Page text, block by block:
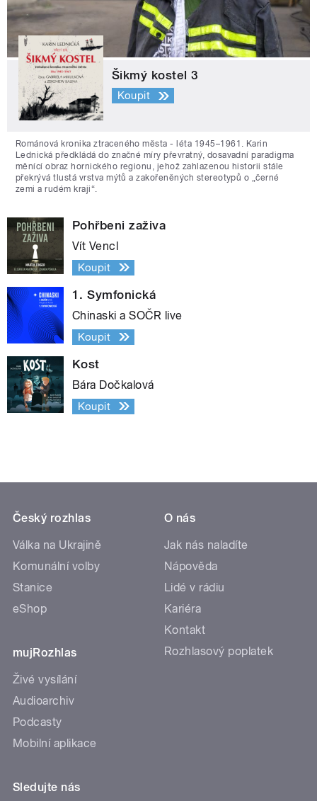
Šikmý kostel 3
Koupit
Románová kronika ztraceného města - léta 1945–1961. Karin
Lednická předkládá do značné míry převratný, dosavadní paradigma
měnící obraz hornického regionu, jehož zahlazenou historii stále
překrývá tlustá vrstva mýtů a zakořeněných stereotypů o „černé
zemi a rudém kraji“.
Pohřbeni zaživa
Vít Vencl
Koupit
1. Symfonická
Chinaski a SOČR live
Koupit
Kost
Bára Dočkalová
Koupit
Český rozhlas
Válka na Ukrajině
Komunální volby
Stanice
eShop
mujRozhlas
Živé vysílání
Audioarchiv
Podcasty
Mobilní aplikace
O nás
Jak nás naladíte
Nápověda
Lidé v rádiu
Kariéra
Kontakt
Rozhlasový poplatek
Sledujte nás